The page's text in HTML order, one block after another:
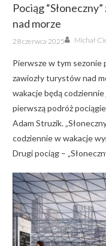
Pociąg
nad morze
Posted
on
28 czerwca 2025 Author
Michał
Pierwsze w tym sezonie
zawiozły turystów nad
wakacje będą
pierwszą podróż
Adam Struzik.
codziennie w wakacje
Drugi pociąg –